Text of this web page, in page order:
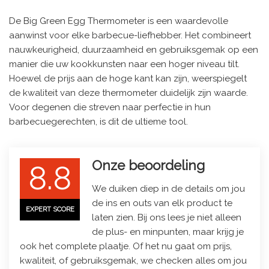
De Big Green Egg Thermometer is een waardevolle
aanwinst voor elke barbecue-liefhebber. Het combineert
nauwkeurigheid, duurzaamheid en gebruiksgemak op een
manier die uw kookkunsten naar een hoger niveau tilt.
Hoewel de prijs aan de hoge kant kan zijn, weerspiegelt
de kwaliteit van deze thermometer duidelijk zijn waarde.
Voor degenen die streven naar perfectie in hun
barbecuegerechten, is dit de ultieme tool.
8.8
EXPERT SCORE
Onze beoordeling
We duiken diep in de details om jou
de ins en outs van elk product te
laten zien. Bij ons lees je niet alleen
de plus- en minpunten, maar krijg je
ook het complete plaatje. Of het nu gaat om prijs,
kwaliteit, of gebruiksgemak, we checken alles om jou